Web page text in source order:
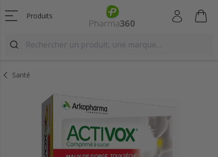
Produits
Santé